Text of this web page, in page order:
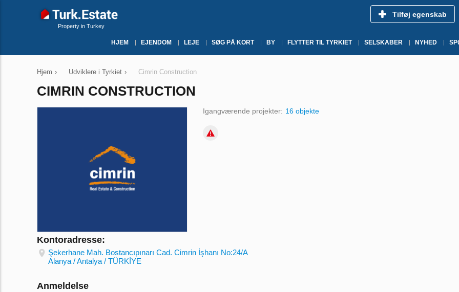
Property in Turkey
Tilføj egenskab
HJEM EJENDOM LEJE SØG PÅ KORT BY FLYTTER TIL TYRKIET SELSKABER NYHED
Hjem › Udviklere i Tyrkiet › Cimrin Construction
CIMRIN CONSTRUCTION
Igangværende projekter: 16 objekte
Kontoradresse:
Şekerhane Mah. Bostancıpınarı Cad. Cimrin İşhanı No:24/A
Alanya / Antalya / TÜRKİYE
Anmeldelse